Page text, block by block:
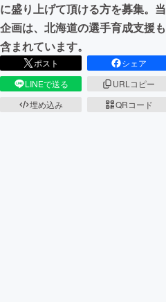
に盛り上げて頂ける方を募集。当
企画は、北海道の選手育成支援も
含まれています。
ポスト
シェア
LINEで送る
URLコピー
埋め込み
QRコード